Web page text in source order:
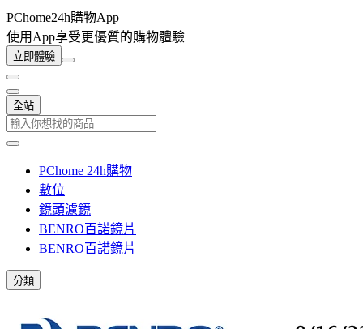
PChome24h購物App
使用App享受更優質的購物體驗
立即體驗
全站
PChome 24h購物
數位
鏡頭濾鏡
BENRO百諾鏡片
BENRO百諾鏡片
分類